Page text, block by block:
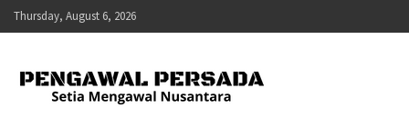
Skip
to
Thursday, August 6, 2026